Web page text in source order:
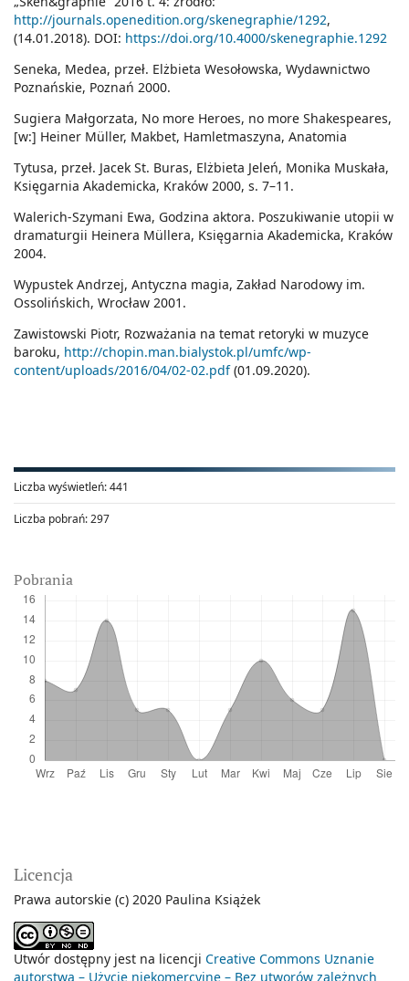
Liczba wyświetleń:441
Liczba pobrań:297
Pobrania
http://journals.openedition.org/skenegraphie/1292,
(14.01.2018). DOI: https://doi.org/10.4000/skenegraphie.1292
Seneka, Medea, przeł. Elżbieta Wesołowska, Wydawnictwo
Poznańskie, Poznań 2000.
Sugiera Małgorzata, No more Heroes, no more Shakespeares,
[w:] Heiner Müller, Makbet, Hamletmaszyna, Anatomia
Tytusa, przeł. Jacek St. Buras, Elżbieta Jeleń, Monika Muskała,
Księgarnia Akademicka, Kraków 2000, s. 7–11.
Walerich-Szymani Ewa, Godzina aktora. Poszukiwanie utopii w
dramaturgii Heinera Müllera, Księgarnia Akademicka, Kraków
2004.
Wypustek Andrzej, Antyczna magia, Zakład Narodowy im.
Ossolińskich, Wrocław 2001.
Zawistowski Piotr, Rozważania na temat retoryki w muzyce
baroku, http://chopin.man.bialystok.pl/umfc/wp-
content/uploads/2016/04/02-02.pdf(01.09.2020).
Licencja
Prawa autorskie (c) 2020 Paulina Książek
Utwór dostępny jest na licencji Creative Commons Uznanie
autorstwa – Użycie niekomercyjne – Bez utworów zależnych